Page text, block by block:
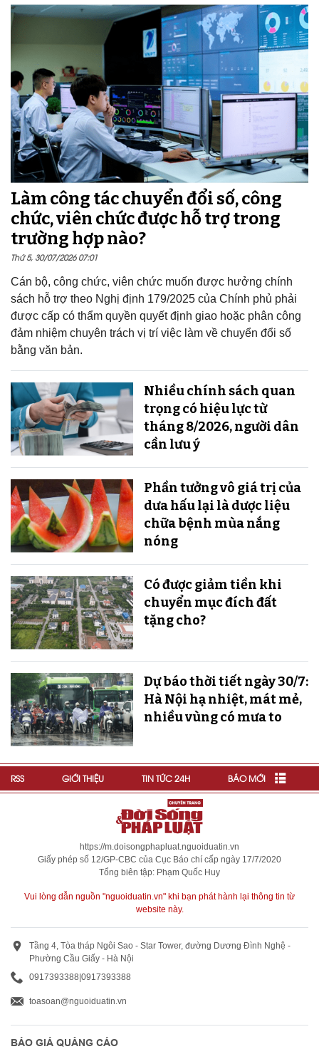
Làm công tác chuyển đổi số, công
chức, viên chức được hỗ trợ trong
trường hợp nào?
Thứ 5, 30/07/2026 07:01
Cán bộ, công chức, viên chức muốn được hưởng chính
sách hỗ trợ theo Nghị định 179/2025 của Chính phủ phải
được cấp có thẩm quyền quyết định giao hoặc phân công
đảm nhiệm chuyên trách vị trí việc làm về chuyển đổi số
bằng văn bản.
Nhiều chính sách quan
trọng có hiệu lực từ
tháng 8/2026, người dân
cần lưu ý
Phần tưởng vô giá trị của
dưa hấu lại là dược liệu
chữa bệnh mùa nắng
nóng
Có được giảm tiền khi
chuyển mục đích đất
tặng cho?
Dự báo thời tiết ngày 30/7:
Hà Nội hạ nhiệt, mát mẻ,
nhiều vùng có mưa to
RSS GIỚI THIỆU TIN TỨC 24H BÁO MỚI
https://m.doisongphapluat.nguoiduatin.vn
Giấy phép số 12/GP-CBC của Cục Báo chí cấp ngày 17/7/2020
Tổng biên tập: Phạm Quốc Huy
Vui lòng dẫn nguồn "nguoiduatin.vn" khi bạn phát hành lại thông tin từ
website này.
Tầng 4, Tòa tháp Ngôi Sao - Star Tower, đường Dương Đình Nghệ -
Phường Cầu Giấy - Hà Nội
0917393388|0917393388
toasoan@nguoiduatin.vn
BÁO GIÁ QUẢNG CÁO